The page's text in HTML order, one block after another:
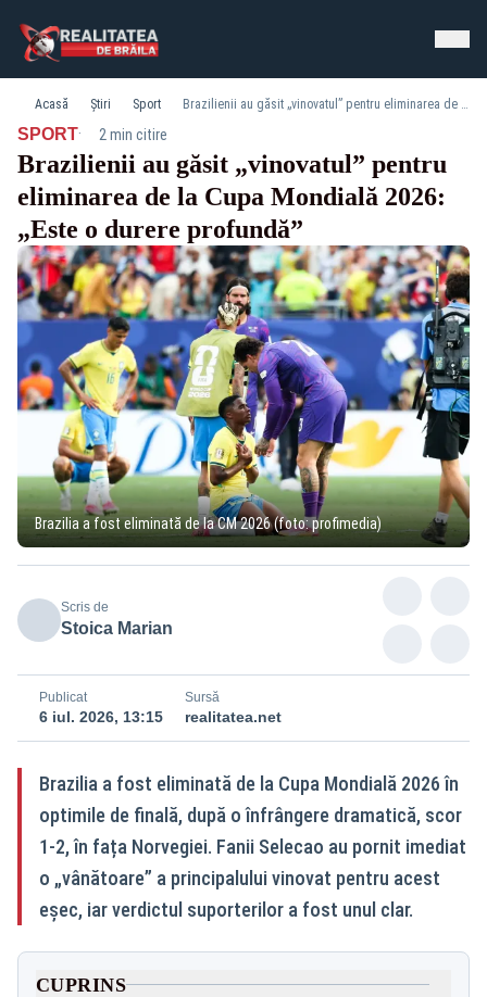
Acasă Știri Sport Brazilienii au găsit „vinovatul” pentru eliminarea de la Cupa Mondială 2026: „Este o durere profundă”
SPORT· 2 min citire
Brazilienii au găsit „vinovatul” pentru
eliminarea de la Cupa Mondială 2026:
„Este o durere profundă”
Brazilia a fost eliminată de la CM 2026 (foto: profimedia)
Scris de
Stoica Marian
Publicat
6 iul. 2026, 13:15
Sursă
realitatea.net
Brazilia a fost eliminată de la Cupa Mondială 2026 în
optimile de finală, după o înfrângere dramatică, scor
1-2, în fața Norvegiei. Fanii Selecao au pornit imediat
o „vânătoare” a principalului vinovat pentru acest
eșec, iar verdictul suporterilor a fost unul clar.
CUPRINS